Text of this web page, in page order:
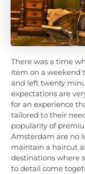
There was a time
item on a weekend
and left twenty
expectations are
for an experience
tailored to their
popularity of
Amsterdam are no
maintain a haircut
destinations where
to detail come